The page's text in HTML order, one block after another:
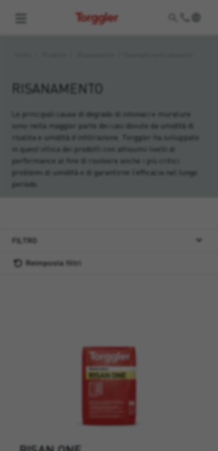
Torggler
RISANAMENTO
Le principali cause di degrado di intonaci e murature
sono nella maggior parte dei casi dovute da umidità di
risalita e umidità d’infiltrazione. Torggler ha sviluppato
in quest’ottica dei prodotti con altissimi livelli di
performance al fine di risolvere anche i più critici
problemi di umidità e di garantirne l’efficacia nel lungo
periodo.
FILTRO
Reimposta filtri